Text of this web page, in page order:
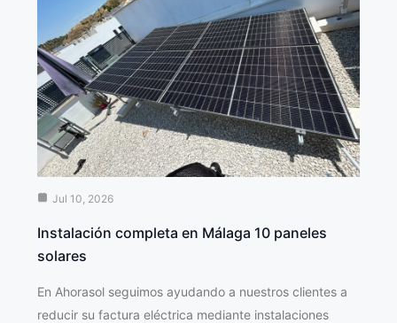
Jul 10, 2026
Instalación completa en Málaga 10 paneles
solares
En Ahorasol seguimos ayudando a nuestros clientes a
reducir su factura eléctrica mediante instalaciones